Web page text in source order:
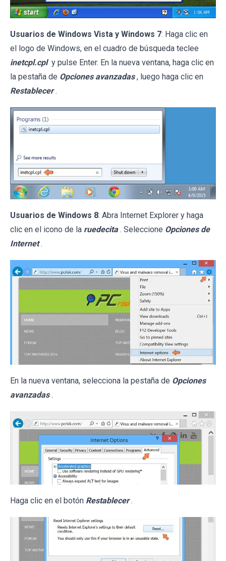
Usuarios de Windows Vista y Windows 7: Haga clic en
el logo de Windows, en el cuadro de búsqueda teclee
inetcpl.cpl y pulse Enter. En la nueva ventana, haga clic en
la pestaña de Opciones avanzadas , luego haga clic en
Restablecer .
Usuarios de Windows 8: Abra Internet Explorer y haga
clic en el icono de la ruedecita . Seleccione Opciones de
Internet .
En la nueva ventana, selecciona la pestaña de Opciones
avanzadas .
Haga clic en el botón Restablecer .